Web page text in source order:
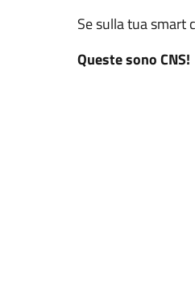
Se sulla tua smart
Queste sono CNS!